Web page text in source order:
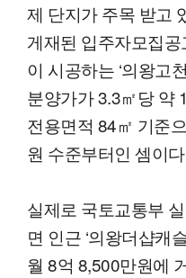
제 단지가 주목 받고
게재된 입주자모집
이 시공하는 ‘의왕고
분양가가 3.3㎡당 약
전용면적 84㎡ 기준
원 수준부터인 셈이
실제로 국토교통부
면 인근 ‘의왕더샵캐
월 8억 8,500만원에